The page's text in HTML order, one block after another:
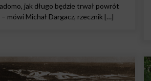
jak długo będzie trwał powrót
mówi Michał Dargacz, rzecznik […]